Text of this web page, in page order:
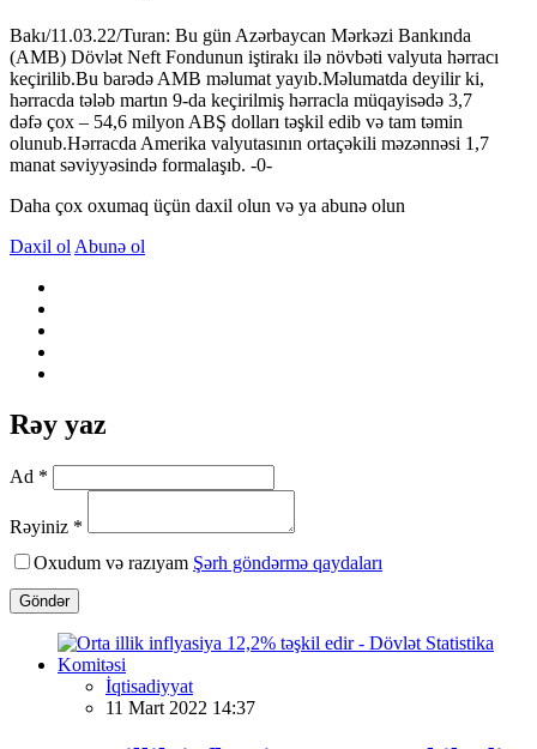
Bakı/11.03.22/Turan: Bu gün Azərbaycan Mərkəzi Bankında
(AMB) Dövlət Neft Fondunun iştirakı ilə növbəti valyuta hərracı
keçirilib.Bu barədə AMB məlumat yayıb.Məlumatda deyilir ki,
hərracda tələb martın 9-da keçirilmiş hərracla müqayisədə 3,7
dəfə çox – 54,6 milyon ABŞ dolları təşkil edib və tam təmin
olunub.Hərracda Amerika valyutasının ortaçəkili məzənnəsi 1,7
manat səviyyəsində formalaşıb. -0-
Daha çox oxumaq üçün daxil olun və ya abunə olun
Daxil ol Abunə ol
Rəy yaz
Ad *
Rəyiniz *
Oxudum və razıyam Şərh göndərmə qaydaları
Göndər
İqtisadiyyat
11 Mart 2022 14:37